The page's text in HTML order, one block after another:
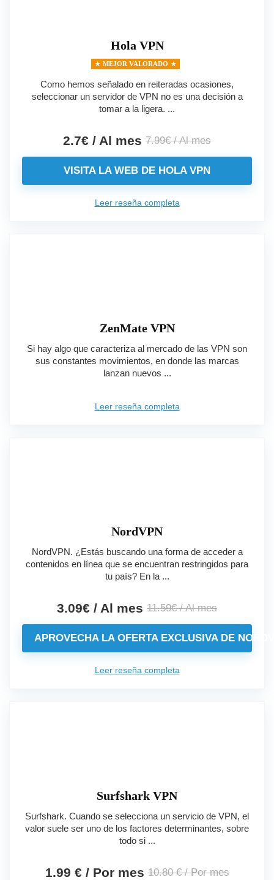
Hola VPN
MEJOR VALORADO
Como hemos señalado en reiteradas ocasiones,
seleccionar un servidor de VPN no es una decisión a
tomar a la ligera. ...
2.7€ / Al mes 7.99€ / Al mes
VISITA LA WEB DE HOLA VPN
Leer reseña completa
ZenMate VPN
Si hay algo que caracteriza al mercado de las VPN son
sus constantes movimientos, en donde las marcas
lanzan nuevos ...
Leer reseña completa
NordVPN
NordVPN. ¿Estás buscando una forma de acceder a
contenidos en línea que se encuentran restringidos para
tu país? En la ...
3.09€ / Al mes 11.59€ / Al mes
APROVECHA LA OFERTA EXCLUSIVA DE
Leer reseña completa
Surfshark VPN
Surfshark. Cuando se selecciona un servicio de VPN, el
valor suele ser uno de los factores determinantes, sobre
todo si ...
1.99 € / Por mes 10.80 € / Por mes